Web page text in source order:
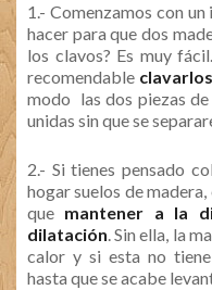
1.- Comenzamos con
hacer para que dos
los clavos? Es muy
recomendable
modo las dos piezas
unidas sin que se
2.- Si tienes pensado
hogar suelos de
que mantener a la
dilatación. Sin ella, la
calor y si esta no
hasta que se acabe